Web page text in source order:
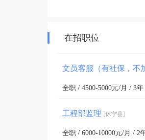
在招职位
文员客服（有社保，不
全职 / 4500-5000元/月 / 3
工程部监理 [休宁县]
全职 / 6000-10000元/月 / 2